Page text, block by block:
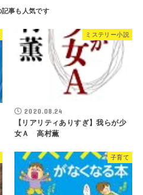
ミステリー小説
2020.08.24
【リアリティありすぎ】我らが少
女Ａ 高村薫
子育て